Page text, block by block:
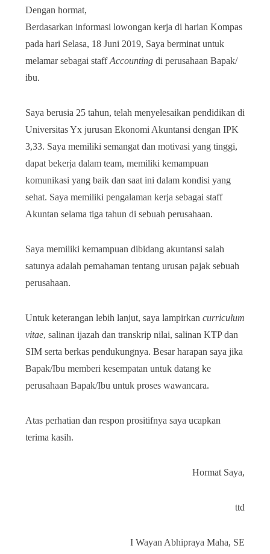
Dengan hormat,
Berdasarkan informasi lowongan kerja di harian Kompas
pada hari Selasa, 18 Juni 2019, Saya berminat untuk
melamar sebagai staffAccounting di perusahaan Bapak/
ibu.
Saya berusia 25 tahun, telah menyelesaikan pendidikan di
Universitas Yx jurusan Ekonomi Akuntansi dengan IPK
3,33. Saya memiliki semangat dan motivasi yang tinggi,
dapat bekerja dalam team, memiliki kemampuan
komunikasi yang baik dan saat ini dalam kondisi yang
sehat. Saya memiliki pengalaman kerja sebagai staff
Akuntan selama tiga tahun di sebuah perusahaan.
Saya memiliki kemampuan dibidang akuntansi salah
satunya adalah pemahaman tentang urusan pajak sebuah
perusahaan.
Untuk keterangan lebih lanjut, saya lampirkan curriculum
vitae, salinan ijazah dan transkrip nilai, salinan KTP dan
SIM serta berkas pendukungnya. Besar harapan saya jika
Bapak/Ibu memberi kesempatan untuk datang ke
perusahaan Bapak/Ibu untuk proses wawancara.
Atas perhatian dan respon prositifnya saya ucapkan
terima kasih.
Hormat Saya,
ttd
I Wayan Abhipraya Maha, SE